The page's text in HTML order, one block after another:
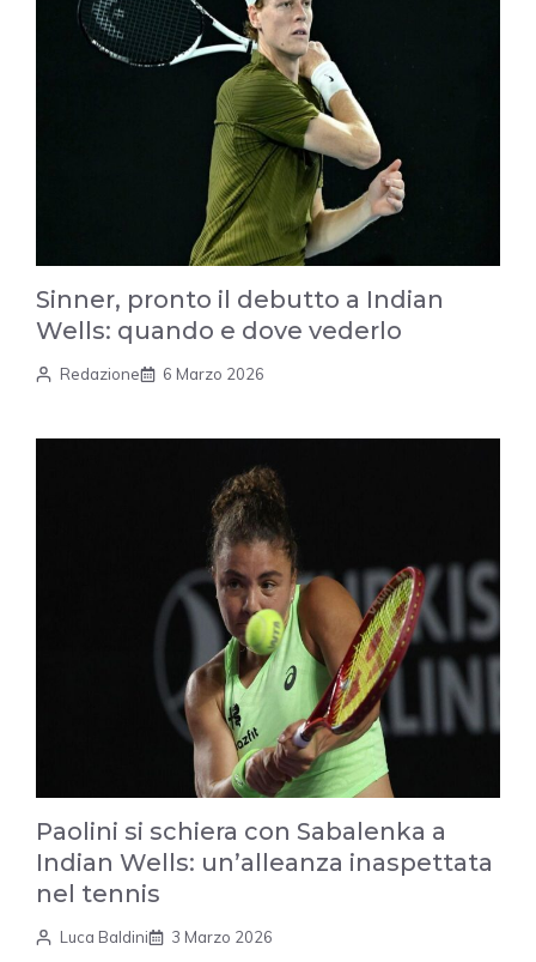
Sinner, pronto il debutto a Indian
Wells: quando e dove vederlo
Redazione 6 Marzo 2026
Paolini si schiera con Sabalenka a
Indian Wells: un’alleanza inaspettata
nel tennis
Luca Baldini 3 Marzo 2026